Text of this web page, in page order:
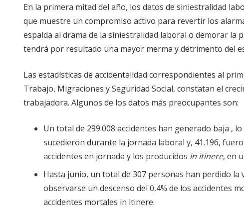
En la primera mitad del año, los datos de siniestralidad
que muestre un compromiso activo para revertir los
espalda al drama de la siniestralidad laboral o demorar la
tendrá por resultado una mayor merma y detrimento del
Las estadísticas de accidentalidad correspondientes al
Trabajo, Migraciones y Seguridad Social, constatan el
trabajadora. Algunos de los datos más preocupantes son:
Un total de 299.008 accidentes han generado baja ,
sucedieron durante la jornada laboral y, 41.196,
accidentes en jornada y los producidos in itinere, en
Hasta junio, un total de 307 personas han perdido la
observarse un descenso del 0,4% de los accidentes
accidentes mortales in itinere.